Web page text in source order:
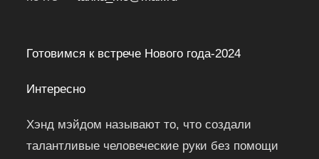
Готовимся к встрече Нового года-2024
Интересно
Хэнд мэйдом называют то, что создали
талантливые человеческие руки без помощи